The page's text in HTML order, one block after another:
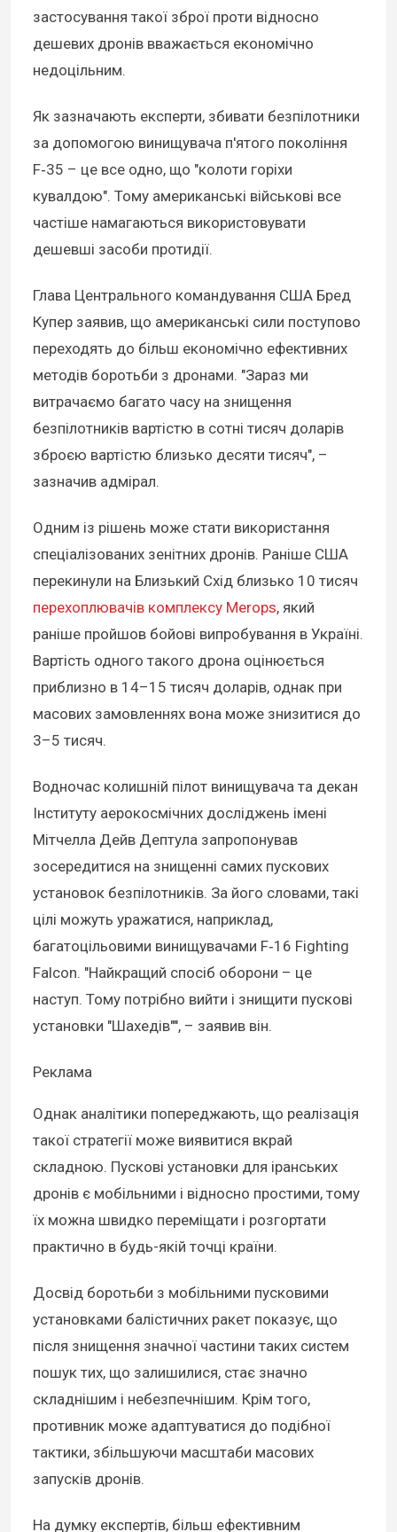
застосування такої зброї проти відносно
дешевих дронів вважається економічно
недоцільним.
Як зазначають експерти, збивати безпілотники
за допомогою винищувача п'ятого покоління
F‑35 – це все одно, що "колоти горіхи
кувалдою". Тому американські військові все
частіше намагаються використовувати
дешевші засоби протидії.
Глава Центрального командування США Бред
Купер заявив, що американські сили поступово
переходять до більш економічно ефективних
методів боротьби з дронами. "Зараз ми
витрачаємо багато часу на знищення
безпілотників вартістю в сотні тисяч доларів
зброєю вартістю близько десяти тисяч", –
зазначив адмірал.
Одним із рішень може стати використання
спеціалізованих зенітних дронів. Раніше США
перекинули на Близький Схід близько 10 тисяч
перехоплювачів комплексу Merops, який
раніше пройшов бойові випробування в Україні.
Вартість одного такого дрона оцінюється
приблизно в 14–15 тисяч доларів, однак при
масових замовленнях вона може знизитися до
3–5 тисяч.
Водночас колишній пілот винищувача та декан
Інституту аерокосмічних досліджень імені
Мітчелла Дейв Дептула запропонував
зосередитися на знищенні самих пускових
установок безпілотників. За його словами, такі
цілі можуть уражатися, наприклад,
багатоцільовими винищувачами F‑16 Fighting
Falcon. "Найкращий спосіб оборони – це
наступ. Тому потрібно вийти і знищити пускові
установки "Шахедів"", – заявив він.
Реклама
Однак аналітики попереджають, що реалізація
такої стратегії може виявитися вкрай
складною. Пускові установки для іранських
дронів є мобільними і відносно простими, тому
їх можна швидко переміщати і розгортати
практично в будь-якій точці країни.
Досвід боротьби з мобільними пусковими
установками балістичних ракет показує, що
після знищення значної частини таких систем
пошук тих, що залишилися, стає значно
складнішим і небезпечнішим. Крім того,
противник може адаптуватися до подібної
тактики, збільшуючи масштаби масових
запусків дронів.
На думку експертів, більш ефективним